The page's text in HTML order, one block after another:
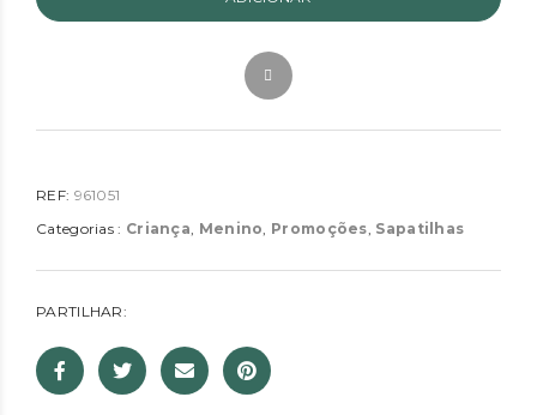
REF: 961051
Categorias : Criança, Menino, Promoções, Sapatilhas
PARTILHAR: